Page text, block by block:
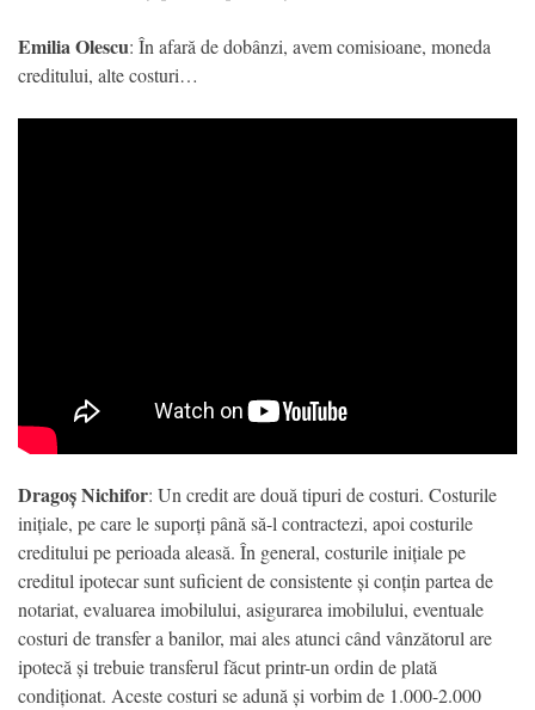
Emilia Olescu: În afară de dobânzi, avem comisioane, moneda
creditului, alte costuri…
Dragoș Nichifor: Un credit are două tipuri de costuri. Costurile
inițiale, pe care le suporți până să-l contractezi, apoi costurile
creditului pe perioada aleasă. În general, costurile inițiale pe
creditul ipotecar sunt suficient de consistente și conțin partea de
notariat, evaluarea imobilului, asigurarea imobilului, eventuale
costuri de transfer a banilor, mai ales atunci când vânzătorul are
ipotecă și trebuie transferul făcut printr-un ordin de plată
condiționat. Aceste costuri se adună și vorbim de 1.000-2.000